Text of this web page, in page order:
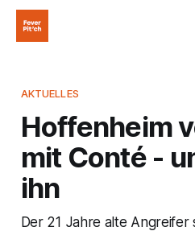
AKTUELLES
Hoffenheim
mit Conté -
ihn
Der 21 Jahre alte Angreifer